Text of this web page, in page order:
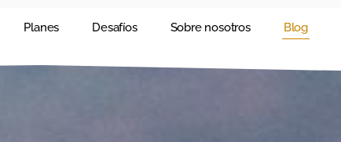
Planes Desafíos Sobre nosotros Blog